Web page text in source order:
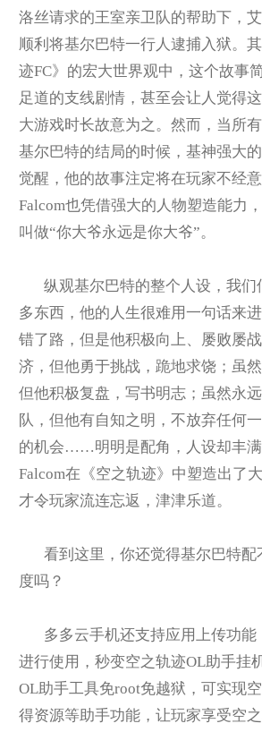
洛丝请求的王室亲卫队的帮助下，
顺利将基尔巴特一行人逮捕入狱。
迹FC》的宏大世界观中，这个故事
足道的支线剧情，甚至会让人觉得
大游戏时长故意为之。然而，当所
基尔巴特的结局的时候，基神强大
觉醒，他的故事注定将在玩家不经
Falcom也凭借强大的人物塑造能力
叫做“你大爷永远是你大爷”。
纵观基尔巴特的整个人设，我们
多东西，他的人生很难用一句话来
错了路，但是他积极向上、屡败屡
济，但他勇于挑战，跪地求饶；虽
但他积极复盘，写书明志；虽然永
队，但他有自知之明，不放弃任何
的机会……明明是配角，人设却丰满
Falcom在《空之轨迹》中塑造出了
才令玩家流连忘返，津津乐道。
看到这里，你还觉得基尔巴特配
度吗？
多多云手机还支持应用上传功
进行使用，秒变空之轨迹OL助手挂
OL助手工具免root免越狱，可实现
得资源等助手功能，让玩家享受空